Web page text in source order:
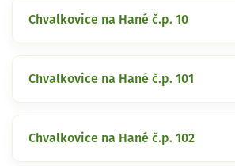
Chvalkovice na Hané č.p. 10
Chvalkovice na Hané č.p. 101
Chvalkovice na Hané č.p. 102